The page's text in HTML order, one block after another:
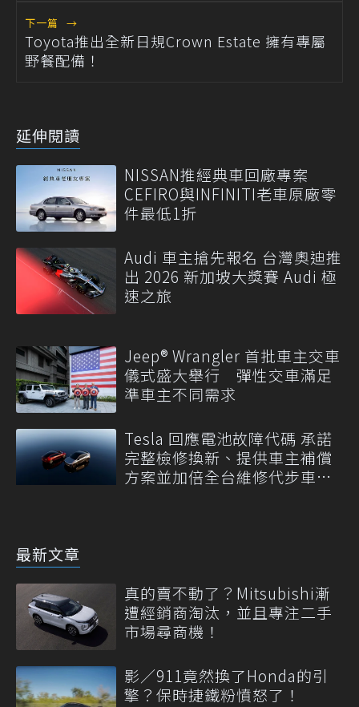
下一篇 →
Toyota推出全新日規Crown Estate 擁有專屬
野餐配備！
延伸閱讀
NISSAN推經典車回廠專案
CEFIRO與INFINITI老車原廠零
件最低1折
Audi 車主搶先報名 台灣奧迪推
出 2026 新加坡大獎賽 Audi 極
速之旅
Jeep® Wrangler 首批車主交車
儀式盛大舉行 彈性交車滿足
準車主不同需求
Tesla 回應電池故障代碼 承諾
完整檢修換新、提供車主補償
方案並加倍全台維修代步車數
最新文章
真的賣不動了？Mitsubishi漸
遭經銷商淘汰，並且專注二手
市場尋商機！
影／911竟然換了Honda的引
擎？保時捷鐵粉憤怒了！